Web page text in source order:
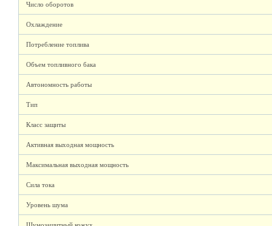
Число оборотов
Охлаждение
Потребление топлива
Объем топливного бака
Автономность работы
Тип
Класс защиты
Активная выходная мощность
Максимальная выходная мощность
Сила тока
Уровень шума